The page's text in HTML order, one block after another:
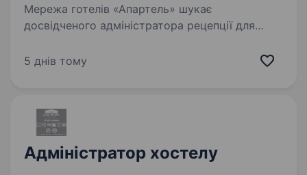
Мережа готелів «Апартель» шукає
досвідченого адміністратора рецепції для
Ми шукаємо привітного, організованого
5 днів тому
Адміністратор хостелу